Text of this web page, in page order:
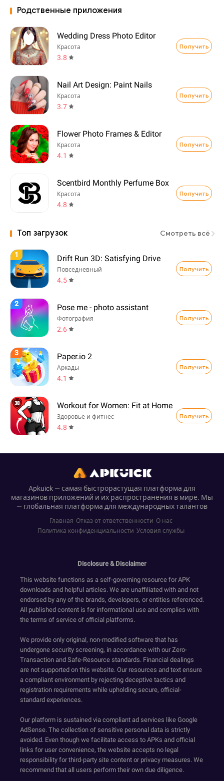
Родственные приложения
Wedding Dress Photo Editor
Красота
3.8
Получить
Nail Art Design: Paint Nails
Красота
3.7
Получить
Flower Photo Frames & Editor
Красота
4.1
Получить
Scentbird Monthly Perfume Box
Красота
4.8
Получить
Топ загрузок Смотреть всё
1 Drift Run 3D: Satisfying Drive
Повседневный
4.5
Получить
2 Pose me - photo assistant
Фотография
2.6
Получить
3 Paper.io 2
Аркады
4.1
Получить
Workout for Women: Fit at Home
Здоровье и фитнес
4.8
Получить
Apkuick — самая быстрорастущая платформа для
магазинов приложений и их распространения в мире. Мы
— глобальная платформа для международных талантов
Главная Отказ от ответственности О нас
Политика конфиденциальности Условия службы
Disclosure & Disclaimer
This website functions as a self-governing resource for APK
downloads and helpful articles. We are unaffiliated with and not
endorsed by any of the brands, developers, or entities referenced.
All published content is for informational use and complies with
the terms of service of official platforms.
We provide only original, non-modified software that has
undergone security screening, in accordance with our Zero-
Transaction and Safe-Resource standards. Financial dealings
are not supported on this website. Our resources and text ensure
a compliant environment by rejecting deceptive tactics and
registration requirements while upholding secure, official-
standard experiences.
Our platform is sustained via compliant ad services like Google
AdSense. The collection of sensitive personal data is strictly
avoided. Even though we facilitate access to APKs and official
links for user convenience, the website accepts no legal
responsibility for third-party site content or privacy measures. We
recommend that all users perform their own due diligence.